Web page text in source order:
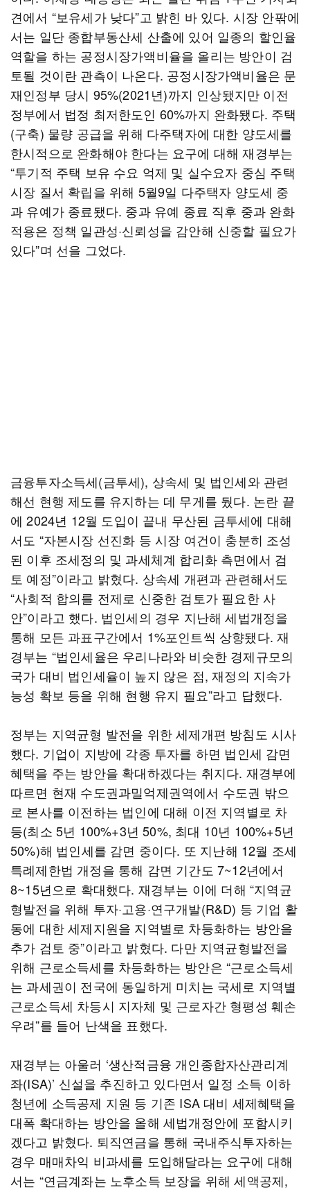
견에서 “보유세가 낮다”고 밝힌 바 있다. 시장 안팎에
서는 일단 종합부동산세 산출에 있어 일종의 할인율
역할을 하는 공정시장가액비율을 올리는 방안이 검
토될 것이란 관측이 나온다. 공정시장가액비율은 문
재인정부 당시 95%(2021년)까지 인상됐지만 이전
정부에서 법정 최저한도인 60%까지 완화됐다. 주택
(구축) 물량 공급을 위해 다주택자에 대한 양도세를
한시적으로 완화해야 한다는 요구에 대해 재경부는
“투기적 주택 보유 수요 억제 및 실수요자 중심 주택
시장 질서 확립을 위해 5월9일 다주택자 양도세 중
과 유예가 종료됐다. 중과 유예 종료 직후 중과 완화
적용은 정책 일관성·신뢰성을 감안해 신중할 필요가
있다”며 선을 그었다.
금융투자소득세(금투세), 상속세 및 법인세와 관련
해선 현행 제도를 유지하는 데 무게를 뒀다. 논란 끝
에 2024년 12월 도입이 끝내 무산된 금투세에 대해
서도 “자본시장 선진화 등 시장 여건이 충분히 조성
된 이후 조세정의 및 과세체계 합리화 측면에서 검
토 예정”이라고 밝혔다. 상속세 개편과 관련해서도
“사회적 합의를 전제로 신중한 검토가 필요한 사
안”이라고 했다. 법인세의 경우 지난해 세법개정을
통해 모든 과표구간에서 1%포인트씩 상향됐다. 재
경부는 “법인세율은 우리나라와 비슷한 경제규모의
국가 대비 법인세율이 높지 않은 점, 재정의 지속가
능성 확보 등을 위해 현행 유지 필요”라고 답했다.
정부는 지역균형 발전을 위한 세제개편 방침도 시사
했다. 기업이 지방에 각종 투자를 하면 법인세 감면
혜택을 주는 방안을 확대하겠다는 취지다. 재경부에
따르면 현재 수도권과밀억제권역에서 수도권 밖으
로 본사를 이전하는 법인에 대해 이전 지역별로 차
등(최소 5년 100%+3년 50%, 최대 10년 100%+5년
50%)해 법인세를 감면 중이다. 또 지난해 12월 조세
특례제한법 개정을 통해 감면 기간도 7~12년에서
8~15년으로 확대했다. 재경부는 이에 더해 “지역균
형발전을 위해 투자·고용·연구개발(R&D) 등 기업 활
동에 대한 세제지원을 지역별로 차등화하는 방안을
추가 검토 중”이라고 밝혔다. 다만 지역균형발전을
위해 근로소득세를 차등화하는 방안은 “근로소득세
는 과세권이 전국에 동일하게 미치는 국세로 지역별
근로소득세 차등시 지자체 및 근로자간 형평성 훼손
우려”를 들어 난색을 표했다.
재경부는 아울러 ‘생산적금융 개인종합자산관리계
좌(ISA)’ 신설을 추진하고 있다면서 일정 소득 이하
청년에 소득공제 지원 등 기존 ISA 대비 세제혜택을
대폭 확대하는 방안을 올해 세법개정안에 포함시키
겠다고 밝혔다. 퇴직연금을 통해 국내주식투자하는
경우 매매차익 비과세를 도입해달라는 요구에 대해
서는 “연금계좌는 노후소득 보장을 위해 세액공제,